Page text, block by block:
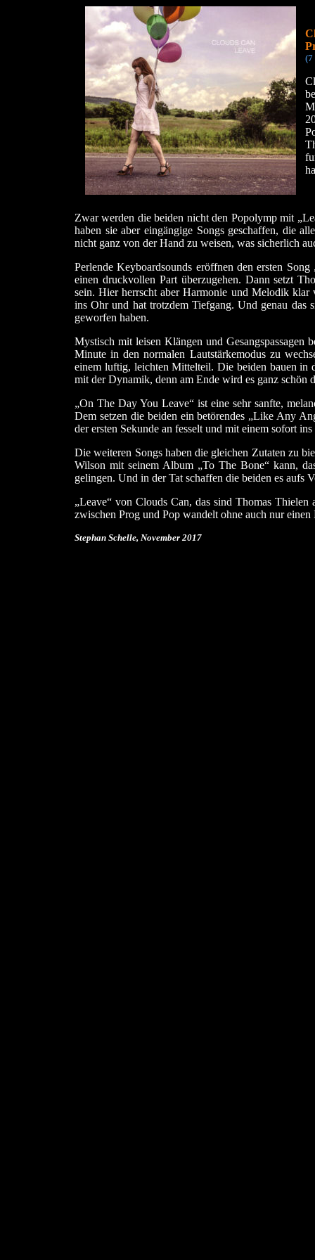
(7
Zwar werden die beiden nicht den Popolymp mit
haben sie aber eingängige Songs geschaffen, die
nicht ganz von der Hand zu weisen, was sicherlich
Perlende Keyboardsounds eröffnen den ersten
einen druckvollen Part überzugehen. Dann setzt
sein. Hier herrscht aber Harmonie und Melodik
ins Ohr und hat trotzdem Tiefgang. Und genau das
geworfen haben.
Mystisch mit leisen Klängen und
Minute in den normalen Lautstärkemodus zu
einem luftig, leichten Mittelteil. Die beiden bauen in
mit der Dynamik, denn am Ende wird es ganz schön
„On The Day You Leave“ ist eine sehr sanfte,
Dem setzen die beiden ein betörendes „Like Any
der ersten Sekunde an fesselt und mit einem sofort
Die weiteren Songs haben die gleichen Zutaten zu
Wilson mit seinem Album „To The Bone“ kann,
gelingen. Und in der Tat schaffen die beiden es aufs
„Leave“ von Clouds Can, das sind Thomas
zwischen Prog und Pop wandelt ohne auch nur
Stephan Schelle, November 2017